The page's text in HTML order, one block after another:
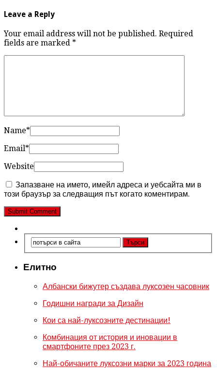
Leave a Reply
Your email address will not be published. Required
fields are marked *
Name*
Email*
Website
Запазване на името, имейл адреса и уебсайта ми в
този браузър за следващия път когато коментирам.
Елитно
Албански бижутер създава луксозен часовник
Годишни награди за Дизайн
Кои са най-луксозните дестинации!
Комбинация от история и иновации в
смартфоните през 2023 г.
Най-обичаните луксозни марки за 2023 година